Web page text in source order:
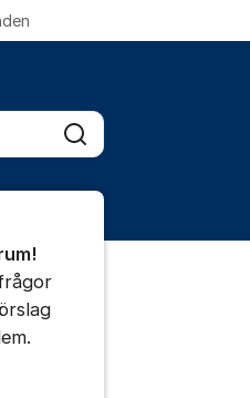
Sök
Fler supportlänkar